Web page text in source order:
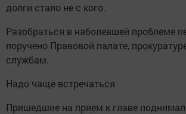
долги стало не с кого.
Разобраться в наболевшей проблеме
поручено Правовой палате,
службам.
Надо чаще встречаться
Пришедшие на прием к главе